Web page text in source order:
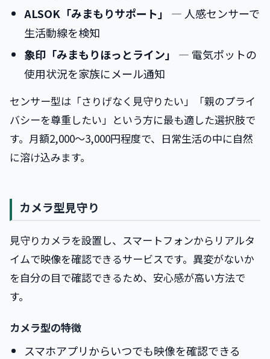
ALSOK「みまもりサポート」
― 人感センサーで
生活動線を検知
象印「みまもりほっとライン」
― 電気ポットの
使用状況を家族にメール通知
センサー型は「さりげなく見守りたい」「親のプライ
バシーを尊重したい」という方に最も適した選択肢で
す。月額2,000〜3,000円程度で、日常生活の中に自然
に溶け込みます。
カメラ型見守り
見守りカメラを設置し、スマートフォンからリアルタ
イムで映像を確認できるサービスです。異変がないか
を自分の目で確認できるため、安心感が高い方法で
す。
カメラ型の特徴
スマホアプリからいつでも映像を確認できる